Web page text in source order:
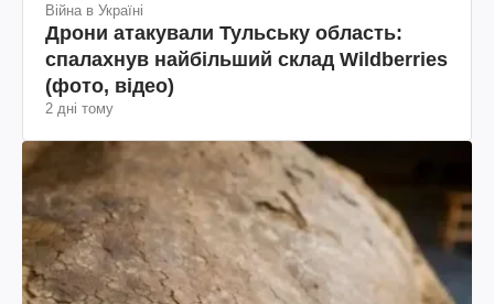
Війна в Україні
Дрони атакували Тульську область:
спалахнув найбільший склад Wildberries
(фото, відео)
2 дні тому